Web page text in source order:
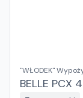
"WŁODEK"
BELLE PCX